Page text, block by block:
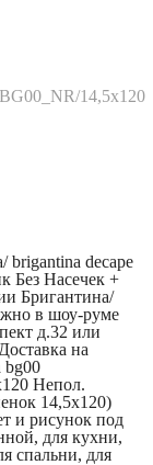
14,5x120
brigantina decape
Без Насечек +
Бригантина/
в шоу-руме
д.32 или
на
bg00
Непол.
14,5x120)
и рисунок под
для кухни,
спальни, для